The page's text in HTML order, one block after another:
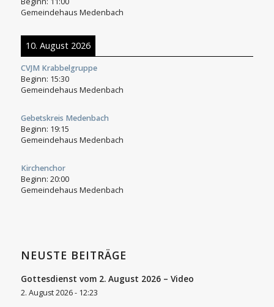
Gemeindehaus Medenbach
10. August 2026
CVJM Krabbelgruppe
Beginn: 15:30
Gemeindehaus Medenbach
Gebetskreis Medenbach
Beginn: 19:15
Gemeindehaus Medenbach
Kirchenchor
Beginn: 20:00
Gemeindehaus Medenbach
NEUSTE BEITRÄGE
Gottesdienst vom 2. August 2026 – Video
2. August 2026 - 12:23